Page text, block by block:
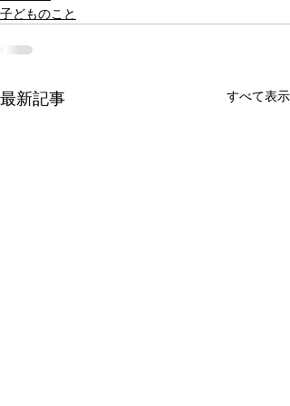
子どものこと
最新記事 すべて表示